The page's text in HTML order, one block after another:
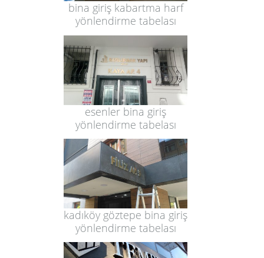
bina giriş kabartma harf
yönlendirme tabelası
esenler bina giriş
yönlendirme tabelası
kadıköy göztepe bina giriş
yönlendirme tabelası